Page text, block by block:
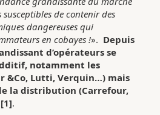
susceptibles de contenir des
dangereuses qui
en cobayes !». Depuis
d’opérateurs se
notamment les
&Co, Lutti, Verquin…) mais
la distribution (Carrefour,
.